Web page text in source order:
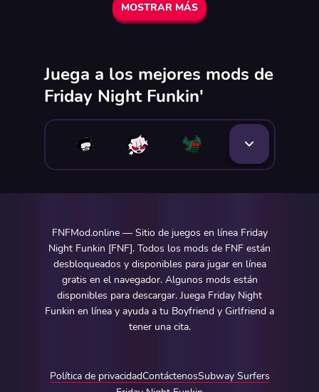
MOSTRAR MÁS
Juega a los mejores mods de
Friday Night Funkin'
FNFMod.online — Sitio de juegos en línea Friday
Night Funkin [FNF]. Todos los mods de FNF están
desbloqueados y disponibles para jugar en línea
gratis en el navegador. Algunos mods están
disponibles para descargar. Juega Friday Night
Funkin en línea y ayuda a tu Boyfriend y Girlfriend a
tener una cita.
Política de privacidadContáctenosSubway Surfers